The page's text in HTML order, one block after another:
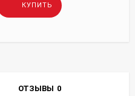
КУПИТЬ
ОТЗЫВЫ 0